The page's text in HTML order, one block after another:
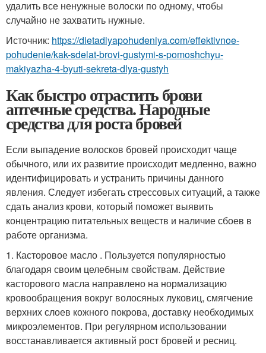
удалить все ненужные волоски по одному, чтобы
случайно не захватить нужные.
Источник: https://dietadlyapohudeniya.com/effektivnoe-
pohudenie/kak-sdelat-brovi-gustymi-s-pomoshchyu-
makiyazha-4-byuti-sekreta-dlya-gustyh
Как быстро отрастить брови
аптечные средства. Народные
средства для роста бровей
Если выпадение волосков бровей происходит чаще
обычного, или их развитие происходит медленно, важно
идентифицировать и устранить причины данного
явления. Следует избегать стрессовых ситуаций, а также
сдать анализ крови, который поможет выявить
концентрацию питательных веществ и наличие сбоев в
работе организма.
1. Касторовое масло . Пользуется популярностью
благодаря своим целебным свойствам. Действие
касторового масла направлено на нормализацию
кровообращения вокруг волосяных луковиц, смягчение
верхних слоев кожного покрова, доставку необходимых
микроэлементов. При регулярном использовании
восстанавливается активный рост бровей и ресниц.